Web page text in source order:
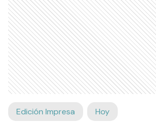
Edición Impresa Hoy